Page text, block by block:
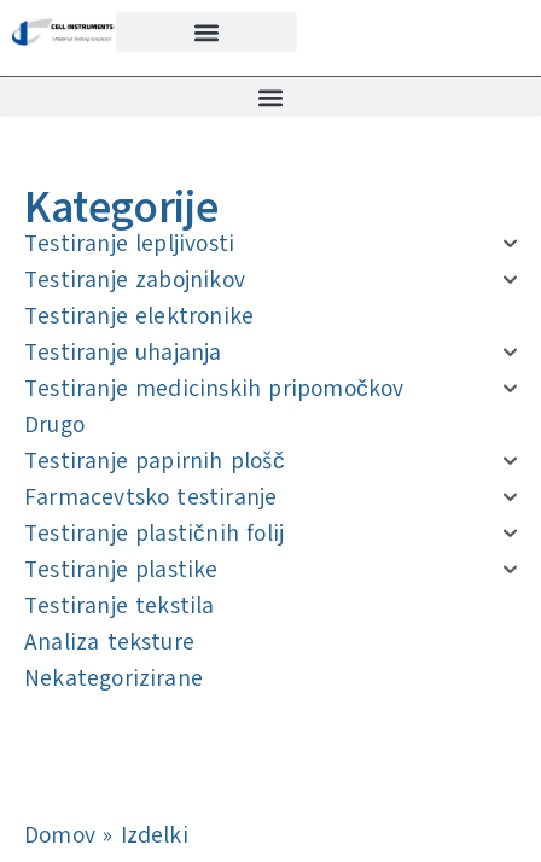
Kategorije
Testiranje lepljivosti
Testiranje zabojnikov
Testiranje elektronike
Testiranje uhajanja
Testiranje medicinskih pripomočkov
Drugo
Testiranje papirnih plošč
Farmacevtsko testiranje
Testiranje plastičnih folij
Testiranje plastike
Testiranje tekstila
Analiza teksture
Nekategorizirane
Domov» Izdelki